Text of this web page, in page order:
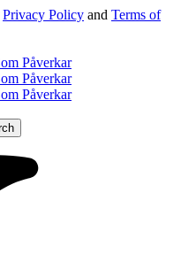
Privacy Policy and Terms of